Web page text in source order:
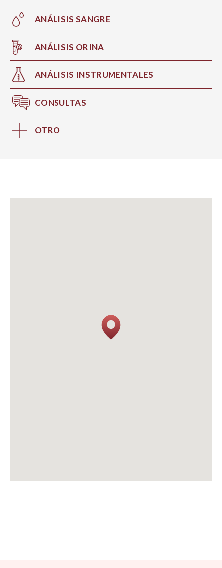
ANÁLISIS SANGRE
ANÁLISIS ORINA
ANÁLISIS INSTRUMENTALES
CONSULTAS
OTRO